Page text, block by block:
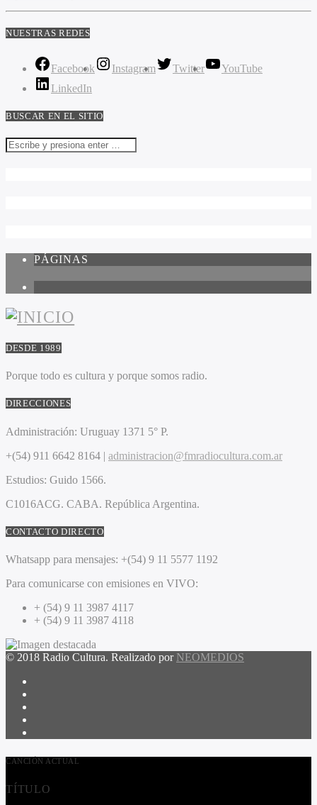
NUESTRAS REDES
Facebook Instagram Twitter
YouTube
LinkedIn
BUSCAR EN EL SITIO
PÁGINAS
DESDE 1989
Porque todo es cultura y porque somos radio.
DIRECCIONES
Administración: Uruguay 1371 5° P.
+(54) 911 6642 8164 | administracion@fmradiocultura.com.ar
Estudios: Guido 1566.
C1016ACG. CABA. República Argentina.
CONTACTO DIRECTO
Whatsapp para mensajes: +(54) 9 11 5577 1192
Para comunicarse con emisiones en VIVO:
+ (54) 9 11 3987 4117
+ (54) 9 11 3987 4118
© 2018 Radio Cultura. Realizado por NEOMEDIOS
CANCIÓN ACTUAL
TÍTULO